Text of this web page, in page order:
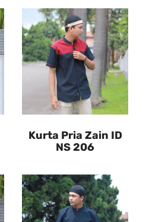
Kurta Pria Zain ID
NS 206